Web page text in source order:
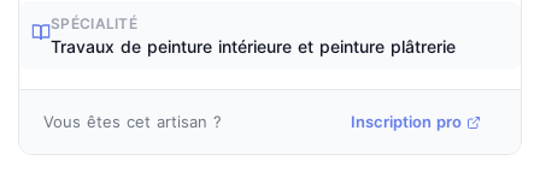
SPÉCIALITÉ
Travaux de peinture intérieure et peinture plâtrerie
Vous êtes cet artisan ? Inscription pro